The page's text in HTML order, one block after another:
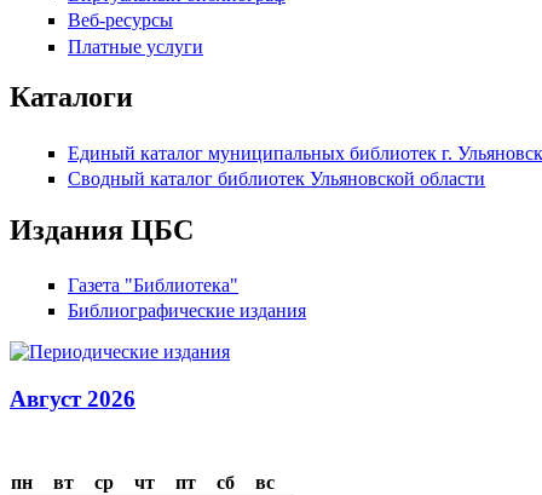
Веб-ресурсы
Платные услуги
Каталоги
Единый каталог муниципальных библиотек г.
Сводный каталог библиотек Ульяновской области
Издания ЦБС
Газета "Библиотека"
Библиографические издания
Август 2026
пн вт ср чт пт сб
вс